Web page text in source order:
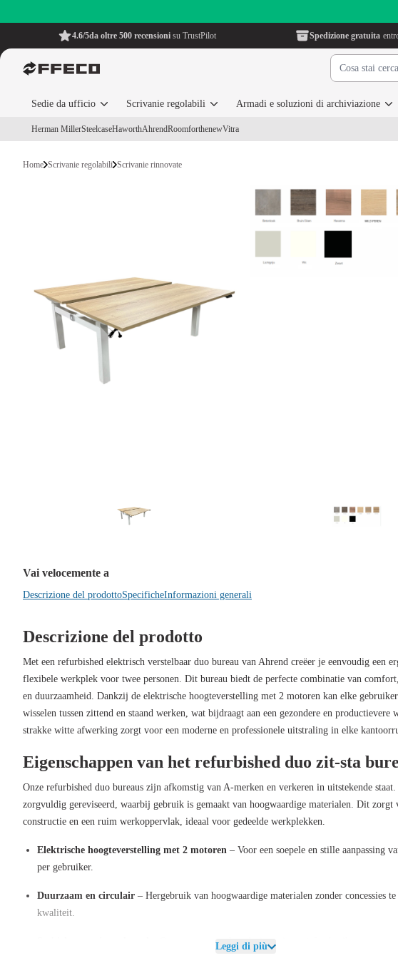
4.6/5da oltre 500 recensioni su TrustPilot Spedizione gratuita
Sedie da ufficio Scrivanie regolabili Armadi e soluzioni di archiviazione
Herman MillerSteelcaseHaworthAhrendRoomforthenewVitra
Home Scrivanie regolabili Scrivanie rinnovate
Vai velocemente a
Descrizione del prodottoSpecificheInformazioni generali
Descrizione del prodotto
Met een refurbished elektrisch verstelbaar duo bureau van Ahrend creëer je eenvoudig een
flexibele werkplek voor twee personen. Dit bureau biedt de perfecte combinatie van
en duurzaamheid. Dankzij de elektrische hoogteverstelling met 2 motoren kan elke
wisselen tussen zittend en staand werken, wat bijdraagt aan een gezondere en productievere
strakke witte afwerking zorgt voor een moderne en professionele uitstraling in elke
Eigenschappen van het refurbished duo zit-sta
Onze refurbished duo bureaus zijn afkomstig van A-merken en verkeren in uitstekende
zorgvuldig gereviseerd, waarbij gebruik is gemaakt van hoogwaardige materialen. Dit zorgt
constructie en een ruim werkoppervlak, ideaal voor gedeelde werkplekken.
Elektrische hoogteverstelling met 2 motoren – Voor een soepele en stille aanpassing
per gebruiker.
Duurzaam en circulair – Hergebruik van hoogwaardige materialen zonder concessies te
kwaliteit.
– Ontworpen voor langdurig en intensief gebruik.
Leggi di più